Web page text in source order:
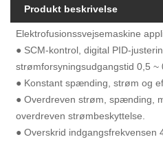
Produkt beskrivelse
Elektrofusionssvejsemaskine
● SCM-kontrol, digital PID-
strømforsyningsudgangstid 0,5 ~
● Konstant spænding, strøm og
● Overdreven strøm, spænding,
overdreven strømbeskyttelse.
● Overskrid indgangsfrekvensen